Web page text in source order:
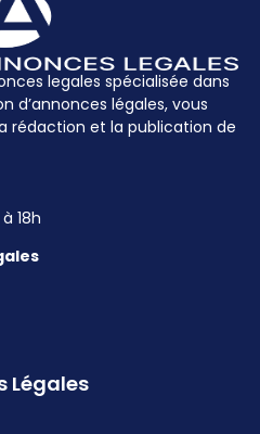
legales spécialisée dans
d’annonces légales, vous
rédaction et la publication de
Légales
18h